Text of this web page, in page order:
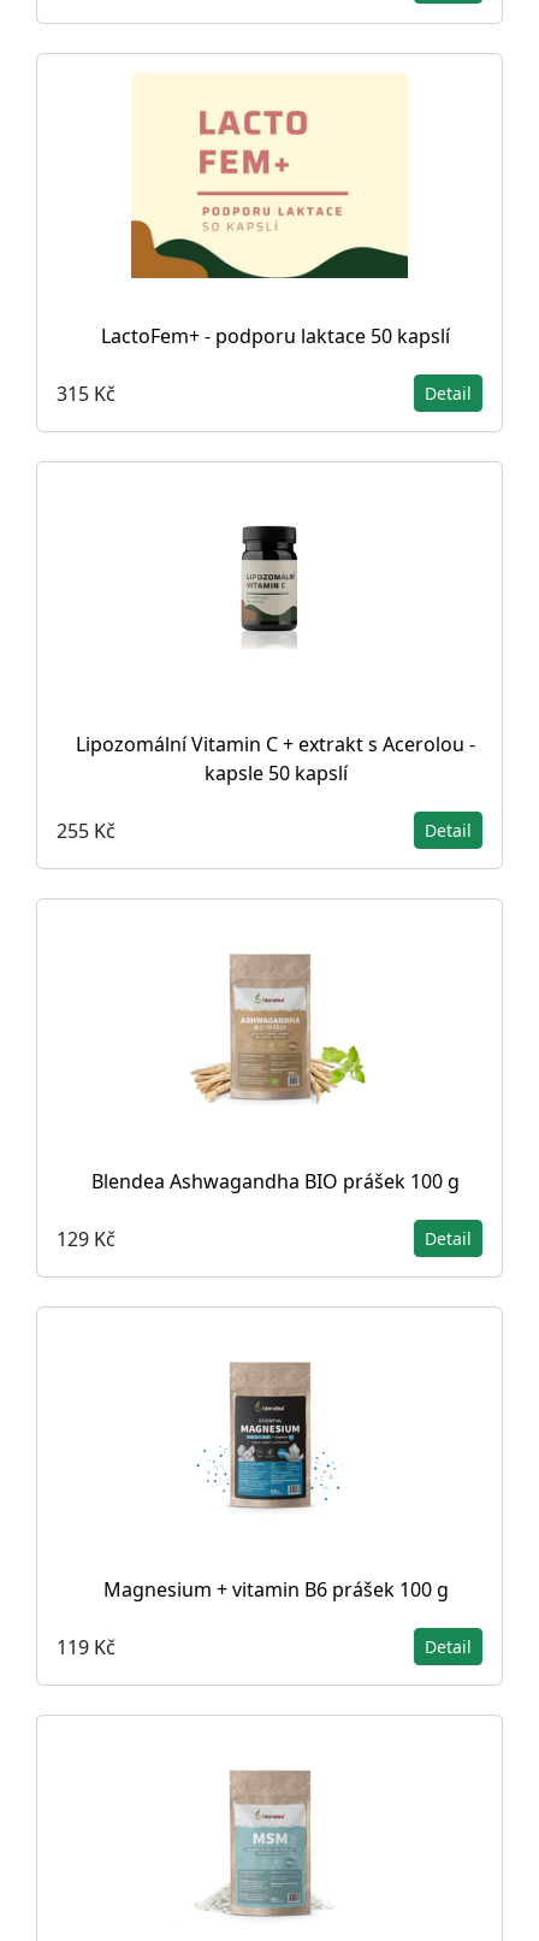
LactoFem+ - podporu laktace 50 kapslí
315 Kč Detail
Lipozomální Vitamin C + extrakt s Acerolou -
kapsle 50 kapslí
255 Kč Detail
Blendea Ashwagandha BIO prášek 100 g
129 Kč Detail
Magnesium + vitamin B6 prášek 100 g
119 Kč Detail